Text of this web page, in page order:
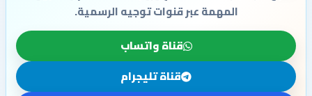
المهمة عبر قنوات توجيه الرسمية.
قناة واتساب
قناة تليجرام